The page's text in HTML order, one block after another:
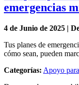
emergencias
4 de Junio de 2025 |
Tus planes de
cómo sean, pueden
Categorías: Apoyo